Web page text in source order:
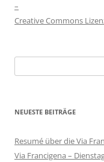
–
Creative Commons
nach:
NEUESTE BEITRÄGE
Resumé über die Via
Via Francigena –